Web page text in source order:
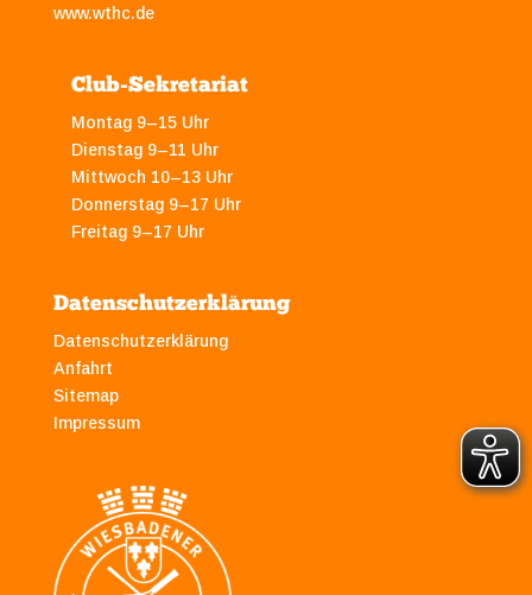
www.wthc.de
Club-Sekretariat
Montag 9–15 Uhr
Dienstag 9–11 Uhr
Mittwoch 10–13 Uhr
Donnerstag 9–17 Uhr
Freitag 9–17 Uhr
Datenschutzerklärung
Datenschutzerklärung
Anfahrt
Sitemap
Impressum